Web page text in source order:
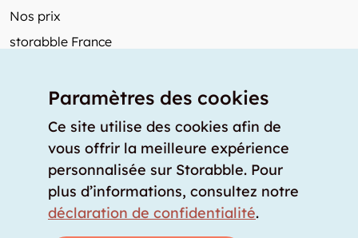
Nos prix
storabble France
Articles de presse
Comment calculer la capacité d'un garde-meuble?
Quel est le tarif moyen d'un garde-meuble?
Pour fournisseurs de stockage
Paramètres des cookies
Ce site utilise des cookies afin de
vous offrir la meilleure expérience
personnalisée sur Storabble. Pour
plus d’informations, consultez notre
déclaration de confidentialité.